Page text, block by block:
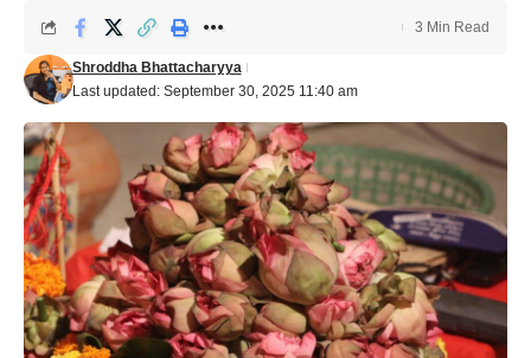
Last updated: September 30, 2025 11:40 am
Shroddha Bhattacharyya
3 Min Read